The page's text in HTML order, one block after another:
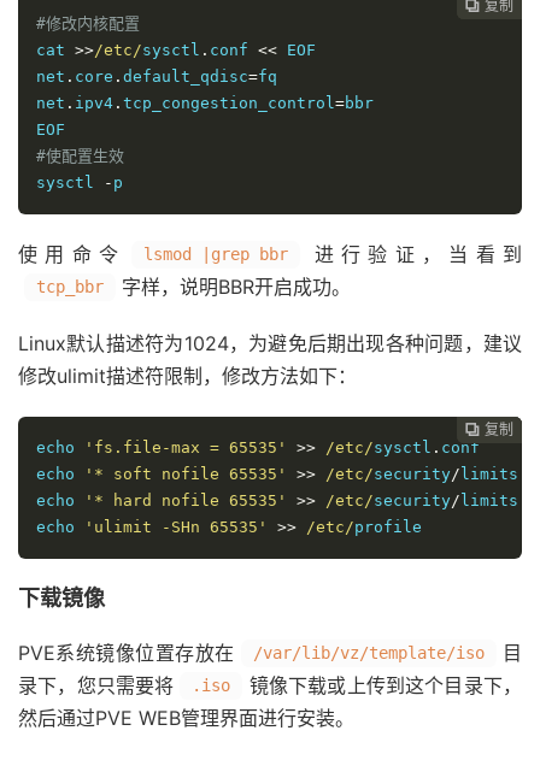
 复制
 复制
 复制
 复制
#修改内核配置
cat >>/etc/sysctl . conf << EOF
net . core . default_qdisc=fq
net . ipv4 . tcp_congestion_control=bbr
#使配置生效
sysctl
- p
使用命令 lsmod |grep bbr 进行验证，当看到
tcp_bbr 字样，说明BBR开启成功。
Linux默认描述符为1024，为避免后期出现各种问题，建议
修改ulimit描述符限制，修改方法如下：
 复制
 复制
 复制
echo
'fs.file-max = 65535' >> /etc/sysctl . conf
echo
'* soft nofile 65535' >> /etc/security/ limits
echo
'* hard nofile 65535' >> /etc/security/ limits
echo
'ulimit -SHn 65535' >> /etc/profile
下载镜像
PVE系统镜像位置存放在 /var/lib/vz/template/iso
目
录下，您只需要将
.iso
镜像下载或上传到这个目录下，
然后通过PVE WEB管理界面进行安装。